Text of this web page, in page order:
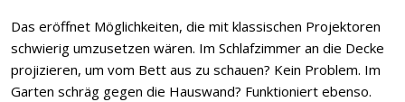
Das eröffnet Möglichkeiten, die mit klassischen Projektoren
schwierig umzusetzen wären. Im Schlafzimmer an die Decke
projizieren, um vom Bett aus zu schauen? Kein Problem. Im
Garten schräg gegen die Hauswand? Funktioniert ebenso.